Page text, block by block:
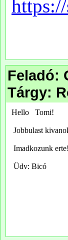
Feladó:
Tárgy: